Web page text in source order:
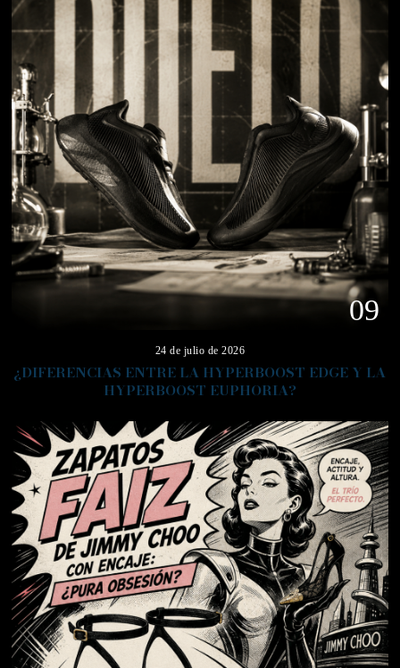
09
24 de julio de 2026
¿DIFERENCIAS ENTRE LA HYPERBOOST EDGE Y LA
HYPERBOOST EUPHORIA?